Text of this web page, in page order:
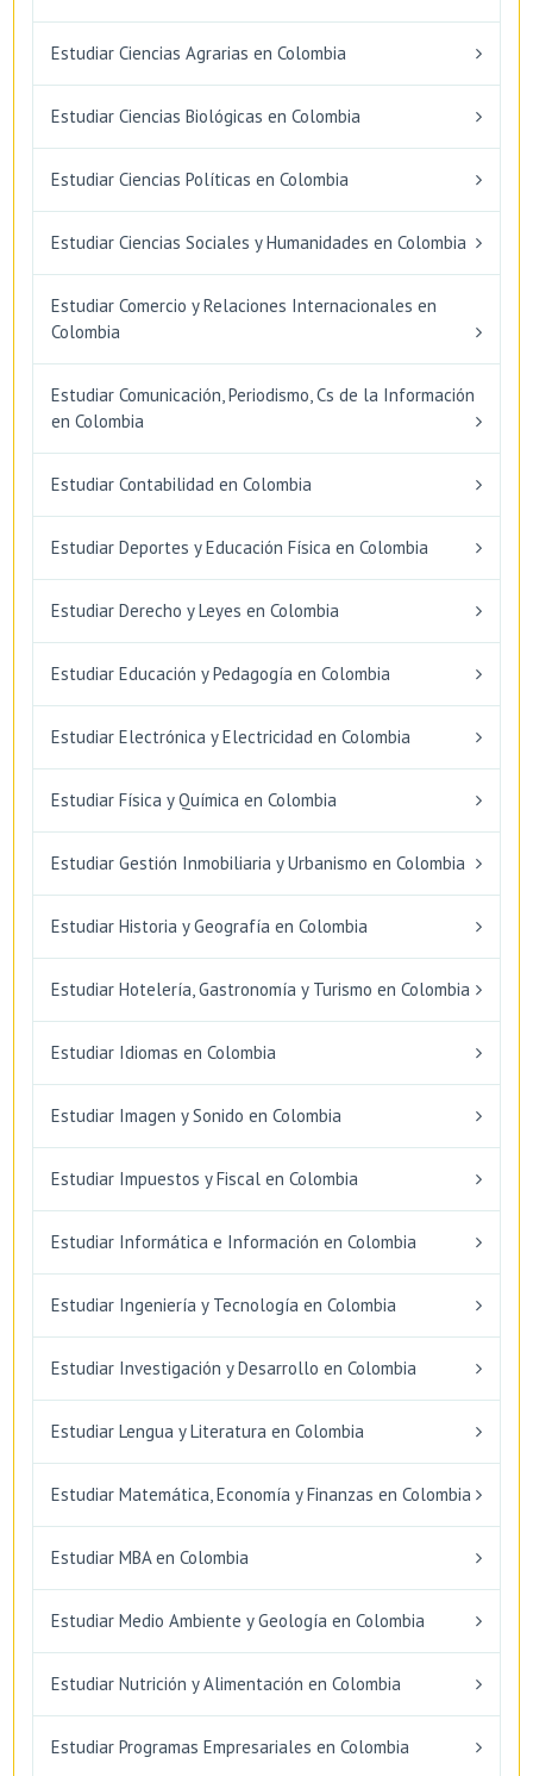
Estudiar Ciencias Agrarias en Colombia
Estudiar Ciencias Biológicas en Colombia
Estudiar Ciencias Políticas en Colombia
Estudiar Ciencias Sociales y Humanidades en Colombia
Estudiar Comercio y Relaciones Internacionales en
Colombia
Estudiar Comunicación, Periodismo, Cs de la Información
en Colombia
Estudiar Contabilidad en Colombia
Estudiar Deportes y Educación Física en Colombia
Estudiar Derecho y Leyes en Colombia
Estudiar Educación y Pedagogía en Colombia
Estudiar Electrónica y Electricidad en Colombia
Estudiar Física y Química en Colombia
Estudiar Gestión Inmobiliaria y Urbanismo en Colombia
Estudiar Historia y Geografía en Colombia
Estudiar Hotelería, Gastronomía y Turismo en Colombia
Estudiar Idiomas en Colombia
Estudiar Imagen y Sonido en Colombia
Estudiar Impuestos y Fiscal en Colombia
Estudiar Informática e Información en Colombia
Estudiar Ingeniería y Tecnología en Colombia
Estudiar Investigación y Desarrollo en Colombia
Estudiar Lengua y Literatura en Colombia
Estudiar Matemática, Economía y Finanzas en Colombia
Estudiar MBA en Colombia
Estudiar Medio Ambiente y Geología en Colombia
Estudiar Nutrición y Alimentación en Colombia
Estudiar Programas Empresariales en Colombia